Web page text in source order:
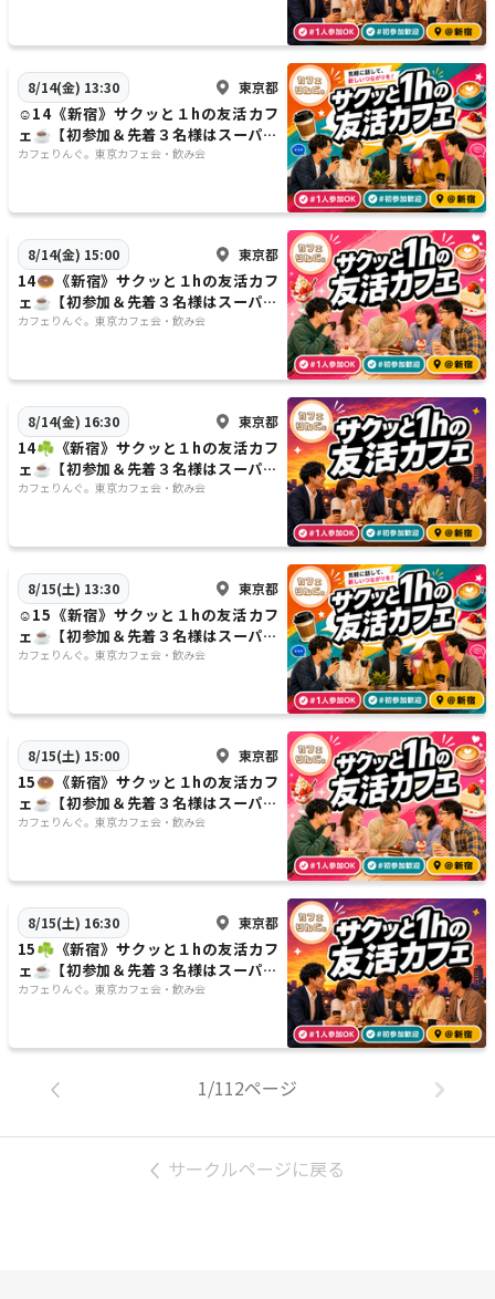
8/14(金) 13:30 東京都
☺️14《新宿》サクッと１hの友活カフ
ェ☕️【初参加＆先着３名様はスーパー
割引】素敵な1日は素敵な出会いから
カフェりんぐ。東京カフェ会・飲み会
8/14(金) 15:00 東京都
14🍩《新宿》サクッと１hの友活カフ
ェ☕️【初参加＆先着３名様はスーパー
割引】素敵な1日は素敵な出会いから
カフェりんぐ。東京カフェ会・飲み会
8/14(金) 16:30 東京都
14☘️《新宿》サクッと１hの友活カフ
ェ☕️【初参加＆先着３名様はスーパー
割引】素敵な1日は素敵な出会いから
カフェりんぐ。東京カフェ会・飲み会
8/15(土) 13:30 東京都
☺️15《新宿》サクッと１hの友活カフ
ェ☕️【初参加＆先着３名様はスーパー
割引】素敵な1日は素敵な出会いから
カフェりんぐ。東京カフェ会・飲み会
8/15(土) 15:00 東京都
15🍩《新宿》サクッと１hの友活カフ
ェ☕️【初参加＆先着３名様はスーパー
割引】素敵な1日は素敵な出会いから
カフェりんぐ。東京カフェ会・飲み会
8/15(土) 16:30 東京都
15☘️《新宿》サクッと１hの友活カフ
ェ☕️【初参加＆先着３名様はスーパー
割引】素敵な1日は素敵な出会いから
カフェりんぐ。東京カフェ会・飲み会
1/112ページ
サークルページに戻る